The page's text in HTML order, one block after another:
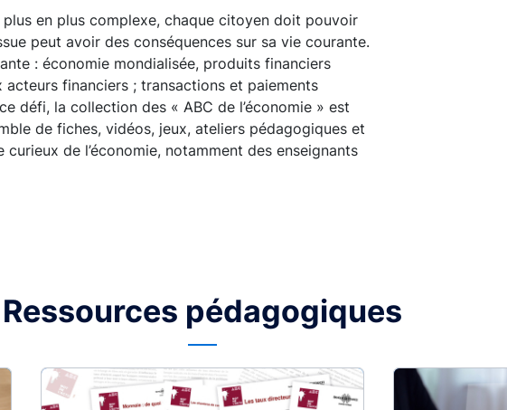
en plus complexe, chaque citoyen doit pouvoir
peut avoir des conséquences sur sa vie courante.
: économie mondialisée, produits financiers
financiers ; transactions et paiements
défi, la collection des « ABC de l’économie » est
de fiches, vidéos, jeux, ateliers pédagogiques et
de l’économie, notamment des enseignants
Ressources pédagogiques